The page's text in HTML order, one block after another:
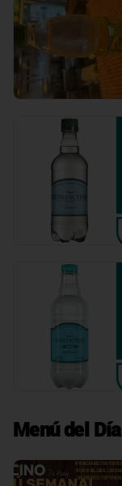
Menú del Día